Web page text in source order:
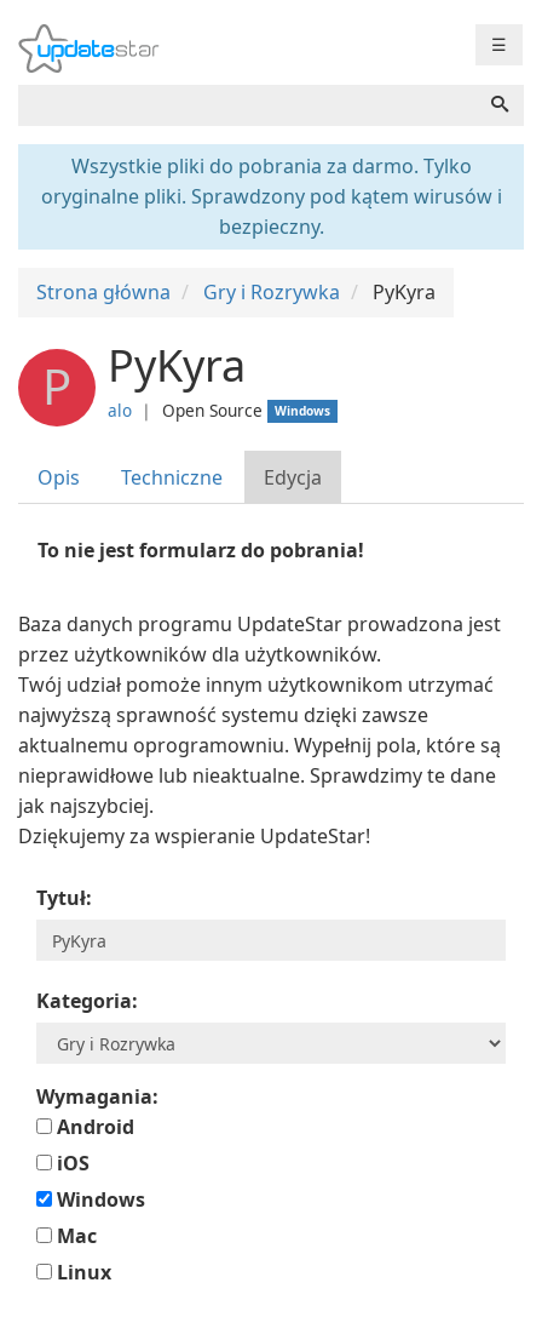
☰
Wszystkie pliki do pobrania za darmo. Tylko
oryginalne pliki. Sprawdzony pod kątem wirusów i
bezpieczny.
Strona główna Gry i Rozrywka PyKyra
P PyKyra
alo ❘ Open Source Windows
Opis Techniczne Edycja
To nie jest formularz do pobrania!
Baza danych programu UpdateStar prowadzona jest
przez użytkowników dla użytkowników.
Twój udział pomoże innym użytkownikom utrzymać
najwyższą sprawność systemu dzięki zawsze
aktualnemu oprogramowniu. Wypełnij pola, które są
nieprawidłowe lub nieaktualne. Sprawdzimy te dane
jak najszybciej.
Dziękujemy za wspieranie UpdateStar!
Tytuł:
Kategoria:
Wymagania:
Android
iOS
Windows
Mac
Linux